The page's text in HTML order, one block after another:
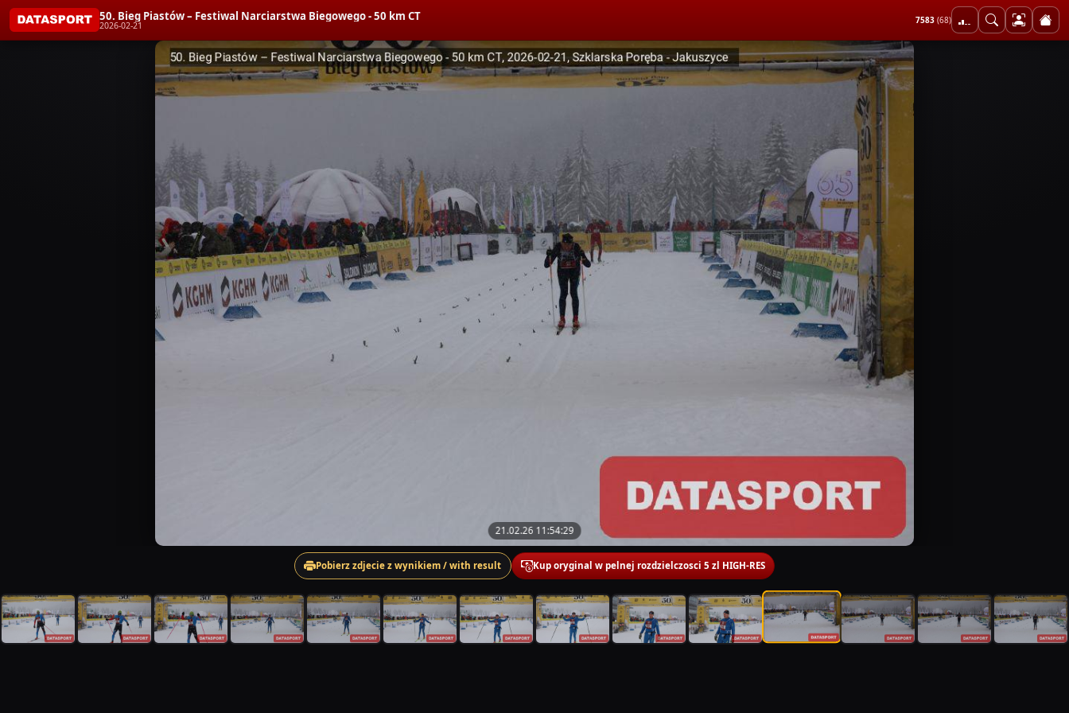
50. Bieg Piastów – Festiwal Narciarstwa Biegowego - 50 km CT
2026-02-21 7583 (68)
21.02.26 11:54:29
Pobierz zdjecie z wynikiem / with result Kup oryginal w pelnej rozdzielczosci 5 zl HIGH-RES